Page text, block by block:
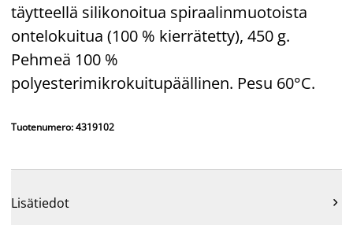
täytteellä silikonoitua spiraalinmuotoista
ontelokuitua (100 % kierrätetty), 450 g.
Pehmeä 100 %
polyesterimikrokuitupäällinen. Pesu 60°C.
Tuotenumero: 4319102
Lisätiedot 